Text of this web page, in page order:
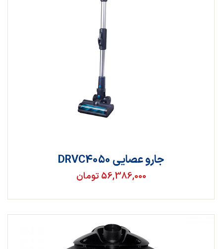
جارو عصایی DRVC4050
56,386,000 تومان